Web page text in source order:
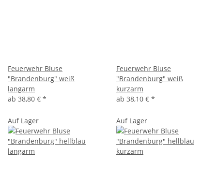
Feuerwehr Bluse
"Brandenburg" weiß
langarm
ab 38,80 € *
Feuerwehr Bluse
"Brandenburg" weiß
kurzarm
ab 38,10 € *
Auf Lager Auf Lager